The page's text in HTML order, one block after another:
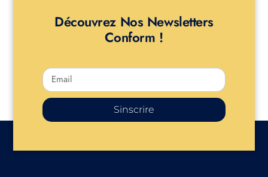
Découvrez Nos Newsletters
Conform !
Sinscrire